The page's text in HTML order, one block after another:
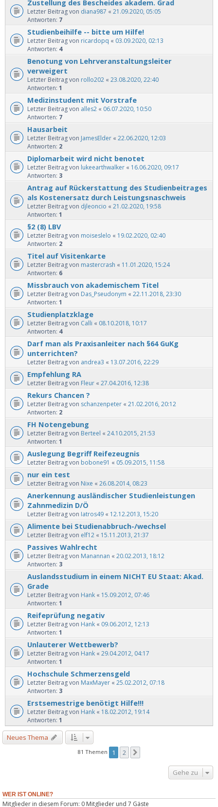
Zustellung des Bescheides akadem. Grad
Letzter Beitrag von diana987 « 21.09.2020, 05:05
Antworten: 7
Studienbeihilfe -- bitte um Hilfe!
Letzter Beitrag von ricardopq « 03.09.2020, 02:13
Antworten: 4
Benotung von Lehrveranstaltungsleiter
verweigert
Letzter Beitrag von rollo202 « 23.08.2020, 22:40
Antworten: 1
Medizinstudent mit Vorstrafe
Letzter Beitrag von alles2 « 06.07.2020, 10:50
Antworten: 7
Hausarbeit
Letzter Beitrag von JamesElder « 22.06.2020, 12:03
Antworten: 2
Diplomarbeit wird nicht benotet
Letzter Beitrag von lukeearthwalker « 16.06.2020, 09:17
Antworten: 3
Antrag auf Rückerstattung des Studienbeitrages
als Kostenersatz durch Leistungsnaschweis
Letzter Beitrag von djleoncio « 21.02.2020, 19:58
Antworten: 1
§2 (8) LBV
Letzter Beitrag von moiseslelo « 19.02.2020, 02:40
Antworten: 2
Titel auf Visitenkarte
Letzter Beitrag von mastercrash « 11.01.2020, 15:24
Antworten: 6
Missbrauch von akademischem Titel
Letzter Beitrag von Das_Pseudonym « 22.11.2018, 23:30
Antworten: 1
Studienplatzklage
Letzter Beitrag von Calli « 08.10.2018, 10:17
Antworten: 4
Darf man als Praxisanleiter nach §64 GuKg
unterrichten?
Letzter Beitrag von andrea3 « 13.07.2016, 22:29
Empfehlung RA
Letzter Beitrag von Fleur « 27.04.2016, 12:38
Rekurs Chancen ?
Letzter Beitrag von schanzenpeter « 21.02.2016, 20:12
Antworten: 2
FH Notengebung
Letzter Beitrag von Berteel « 24.10.2015, 21:53
Antworten: 1
Auslegung Begriff Reifezeugnis
Letzter Beitrag von bobone91 « 05.09.2015, 11:58
nur ein test
Letzter Beitrag von Nixe « 26.08.2014, 08:23
Anerkennung ausländischer Studienleistungen
Zahnmedizin D/Ö
Letzter Beitrag von Iatros49 « 12.12.2013, 15:20
Alimente bei Studienabbruch-/wechsel
Letzter Beitrag von elf12 « 15.11.2013, 21:37
Passives Wahlrecht
Letzter Beitrag von Manannan « 20.02.2013, 18:12
Antworten: 3
Auslandsstudium in einem NICHT EU Staat: Akad.
Grade
Letzter Beitrag von Hank « 15.09.2012, 07:46
Antworten: 1
Reifeprüfung negativ
Letzter Beitrag von Hank « 09.06.2012, 12:13
Antworten: 1
Unlauterer Wettbewerb?
Letzter Beitrag von Hank « 29.04.2012, 04:17
Antworten: 1
Hochschule Schmerzensgeld
Letzter Beitrag von MaxMayer « 25.02.2012, 07:18
Antworten: 3
Erstsemestrige benötigt Hilfe!!!
Letzter Beitrag von Hank « 18.02.2012, 19:14
Antworten: 1
Neues Thema
81 Themen 1 2
Gehe zu
WER IST ONLINE?
Mitglieder in diesem Forum: 0 Mitglieder und 7 Gäste